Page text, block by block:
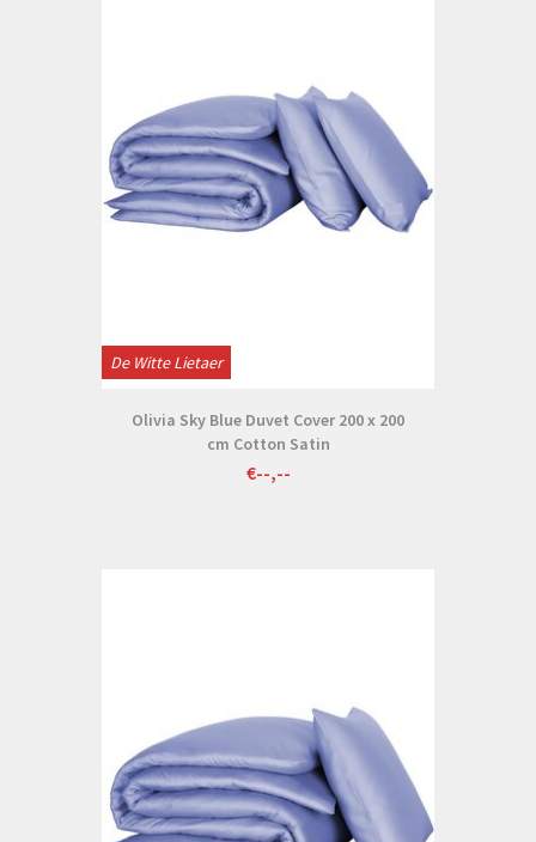
De Witte Lietaer
Olivia Sky Blue Duvet Cover 200 x 200
cm Cotton Satin
€--,--